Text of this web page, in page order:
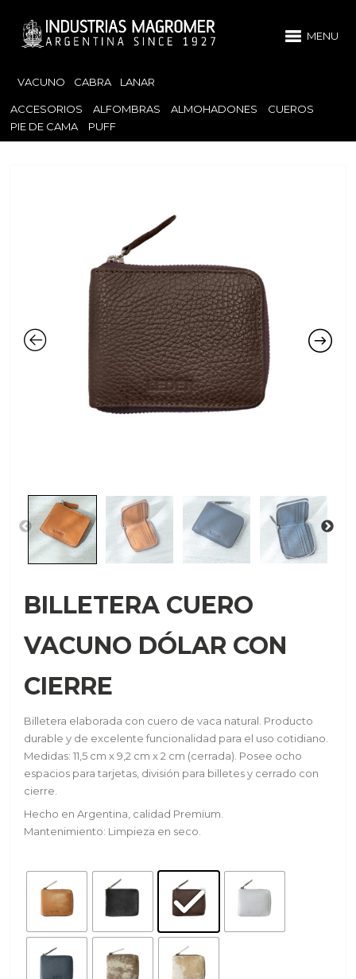
MENU
VACUNO CABRA LANAR
ACCESORIOS ALFOMBRAS ALMOHADONES
CUEROS
PIE DE CAMA
PUFF
BILLETERA CUERO
VACUNO DÓLAR CON
CIERRE
Billetera elaborada con cuero de vaca natural. Producto
durable y de excelente funcionalidad para el uso cotidiano.
Medidas: 11,5 cm x 9,2 cm x 2 cm (cerrada). Posee ocho
espacios para tarjetas, división para billetes y cerrado con
cierre.
Hecho en Argentina, calidad Premium.
Mantenimiento: Limpieza en seco.